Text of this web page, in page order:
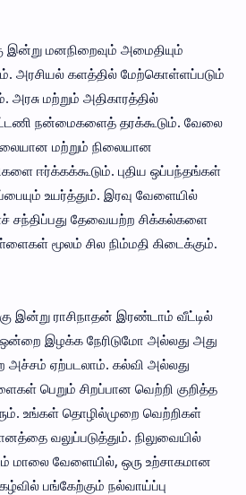
இன்று மனநிறைவும் அமைதியும்
அரசியல் களத்தில் மேற்கொள்ளப்படும்
அரசு மற்றும் அதிகாரத்தில்
நன்மைகளைத் தரக்கூடும். வேலை
மற்றும் நிலையான
ஈர்க்கக்கூடும். புதிய ஒப்பந்தங்கள்
உயர்த்தும். இரவு வேளையில்
சந்திப்பது தேவையற்ற சிக்கல்களை
மூலம் சில நிம்மதி கிடைக்கும்.
இன்று ராசிநாதன் இரண்டாம் வீட்டில்
ஒன்றை இழக்க நேரிடுமோ அல்லது அது
அச்சம் ஏற்படலாம். கல்வி அல்லது
பெறும் சிறப்பான வெற்றி குறித்த
உங்கள் தொழில்முறை வெற்றிகள்
வலுப்படுத்தும். நிலுவையில்
வேளையில், ஒரு உற்சாகமான
பங்கேற்கும் நல்வாய்ப்பு